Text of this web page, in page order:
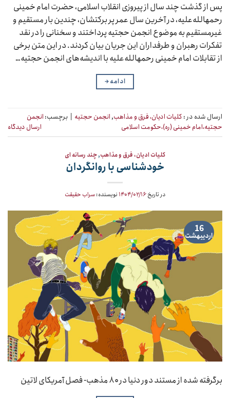
پس از گذشت چند سال از پیروزی انقلاب اسلامی، حضرت امام خمینی
رحمهالله‌علیه، در آخرین سال عمر پر برکتشان، چندین بار مستقیم و
غیرمستقیم به موضوع انجمن حجتیه پرداختند و سخنانی را در نقد
تفکرات رهبران و طرفداران این جریان بیان کردند. در این متن برخی
از تقابلات امام خمینی رحمهالله‌علیه با اندیشه‌های انجمن حجتیه…
ادامه→
ارسال شده در : کلیات ادیان، فرق و مذاهب,انجمن حجتیه برچسب: انجمن
حجتیه،امام خمینی (ره)،حکومت اسلامی
ارسال دیدگاه
کلیات ادیان، فرق و مذاهب,چند رسانه ای
خودشناسی با روانگردان
در تاریخ۱۴۰۴/۰۲/۱۶ نویسنده:سراب حقیقت
16
اردیبهشت
برگرفته شده از مستند دور دنیا در ۸۰ مذهب- فصل آمریکای لاتین